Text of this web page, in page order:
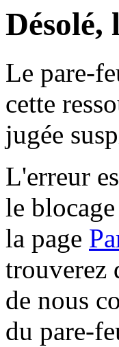
Désolé,
Le pare-
cette
jugée
L'erreur
le
la page
trouverez
de nous
du pare-